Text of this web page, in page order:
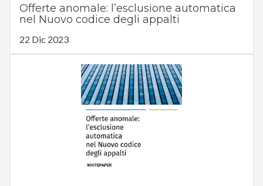
Offerte anomale: l’esclusione automatica
nel Nuovo codice degli appalti
22 Dic 2023